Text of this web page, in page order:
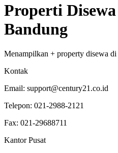
Properti Disewa
Bandung
Menampilkan + property disewa di
Kontak
Email: support@century21.co.id
Telepon: 021-2988-2121
Fax: 021-29688711
Kantor Pusat